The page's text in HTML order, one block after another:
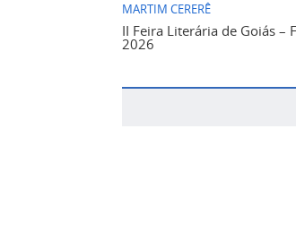
MARTIM CERERÊ
II Feira Literária de Goiás –
2026